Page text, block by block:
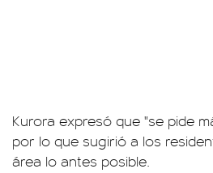
Kurora expresó que "se pide
por lo que sugirió a los
área lo antes posible.